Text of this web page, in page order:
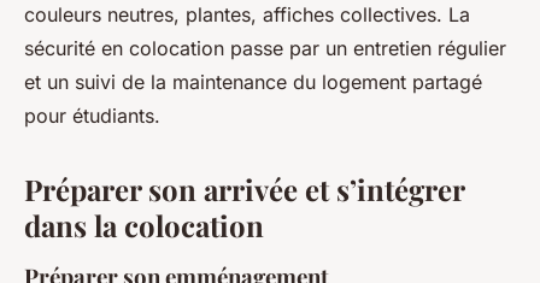
couleurs neutres, plantes, affiches collectives. La
sécurité en colocation passe par un entretien régulier
et un suivi de la maintenance du logement partagé
pour étudiants.
Préparer son arrivée et s’intégrer
dans la colocation
Préparer son emménagement